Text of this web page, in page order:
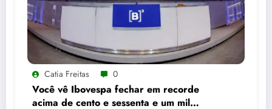
Catia Freitas 0
Você vê Ibovespa fechar em recorde
acima de cento e sessenta e um mil